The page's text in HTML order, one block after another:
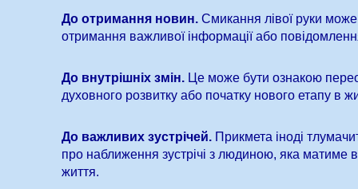
До отримання новин. Смикання лівої руки
отримання важливої інформації або
До внутрішніх змін. Це може бути ознакою
духовного розвитку або початку нового етапу в
До важливих зустрічей. Прикмета іноді
про наближення зустрічі з людиною, яка матиме
життя.